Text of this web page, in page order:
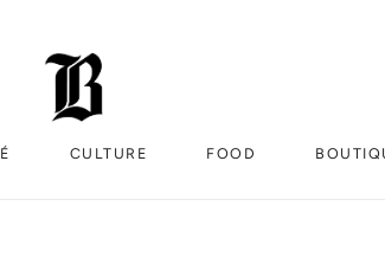
CULTURE FOOD